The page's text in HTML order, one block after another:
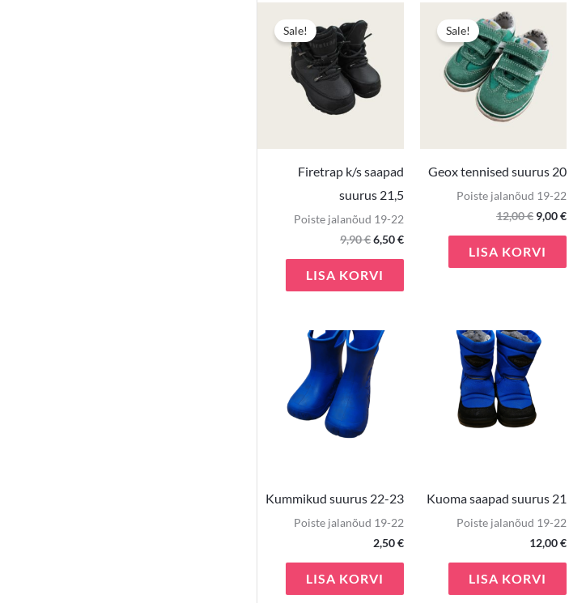
Sale!
Firetrap k/s saapad
suurus 21,5
Poiste jalanõud 19-22
9,90€6,50€
LISA KORVI
Sale!
Geox tennised suurus 20
Poiste jalanõud 19-22
12,00€
oli:
12,00 €.
9,00€
LISA KORVI
Kummikud suurus 22-23
Poiste jalanõud 19-22
2,50€
LISA KORVI
Kuoma saapad suurus 21
Poiste jalanõud 19-22
12,00€
LISA KORVI